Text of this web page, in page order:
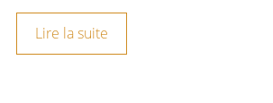
Lire la suite